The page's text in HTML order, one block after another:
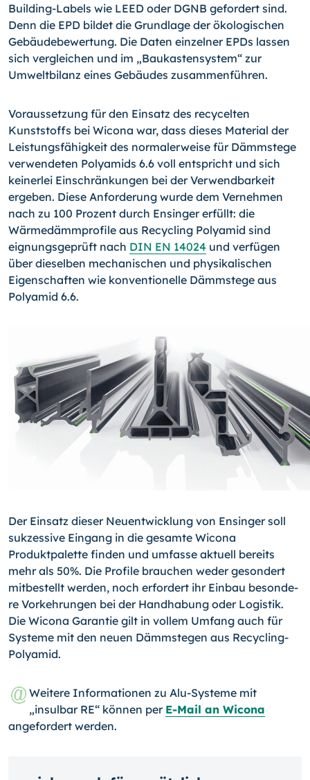
Building-Labels wie LEED oder DGNB gefordert sind.
Denn die EPD bildet die Grundlage der ökologischen
Gebäudebewertung. Die Daten einzelner EPDs lassen
sich vergleichen und im „Baukastensystem“ zur
Umweltbilanz eines Gebäudes zusammenführen.
Voraussetzung für den Einsatz des recycelten
Kunststoffs bei Wicona war, dass dieses Material der
Leistungsfähigkeit des normalerweise für Dämmstege
verwendeten Polyamids 6.6 voll entspricht und sich
keinerlei Einschränkungen bei der Verwendbarkeit
ergeben. Diese Anforderung wurde dem Vernehmen
nach zu 100 Prozent durch Ensinger erfüllt: die
Wärmedämmprofile aus Re­cycling Polyamid sind
eignungsgeprüft nach DIN EN 14024 und verfügen
über dieselben mechanischen und physikalischen
Eigenschaften wie konventionelle Dämmstege aus
Polyamid 6.6.
Der Einsatz dieser Neuentwicklung von Ensinger soll
sukzessive Eingang in die gesam­te Wicona
Produktpalette finden und umfasse aktuell bereits
mehr als 50%. Die Profi­le brauchen weder gesondert
mitbestellt werden, noch erfordert ihr Einbau besonde­
re Vorkehrungen bei der Handhabung oder Logistik.
Die Wicona Garantie gilt in vollem Umfang auch für
Systeme mit den neuen Dämmstegen aus Recycling-
Polyamid.
Weitere Informationen zu Alu-Systeme mit
„insulbar RE“ können per E-Mail an Wicona
angefordert werden.